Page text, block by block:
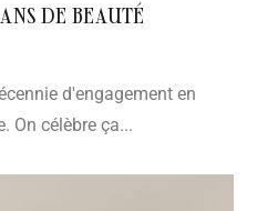
DE BEAUTÉ
d'engagement en
On célèbre ça...